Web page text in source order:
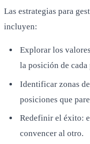
Las estrategias para
incluyen:
Explorar los
la posición de cada
Identificar zonas
posiciones que
Redefinir el éxito:
convencer al otro.